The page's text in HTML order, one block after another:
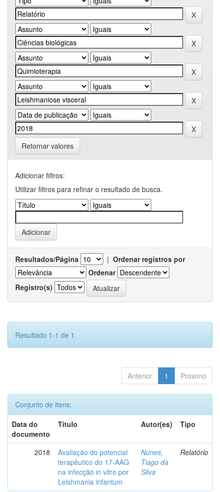
Retornar valores
Adicionar filtros:
Utilizar filtros para refinar o resultado de busca.
Resultados/Página | Ordenar registros por
Ordenar
Registro(s)
Resultado 1-1 de 1.
Anterior 1 Próximo
Conjunto de itens:
Data do
documento
Título Autor(es) Tipo
2018
Avaliação do potencial
terapêutico do 17-AAG
na infecção in vitro por
Leishmania infantum
Nunes,
Tiago da
Silva
Relatório